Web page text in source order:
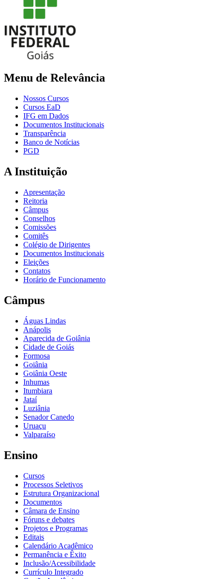
Menu de Relevância
Nossos Cursos
Cursos EaD
IFG em Dados
Documentos Institucionais
Transparência
Banco de Notícias
PGD
A Instituição
Apresentação
Reitoria
Câmpus
Conselhos
Comissões
Comitês
Colégio de Dirigentes
Documentos Institucionais
Eleições
Contatos
Horário de Funcionamento
Câmpus
Águas Lindas
Anápolis
Aparecida de Goiânia
Cidade de Goiás
Formosa
Goiânia
Goiânia Oeste
Inhumas
Itumbiara
Jataí
Luziânia
Senador Canedo
Uruaçu
Valparaíso
Ensino
Cursos
Processos Seletivos
Estrutura Organizacional
Documentos
Câmara de Ensino
Fóruns e debates
Projetos e Programas
Editais
Calendário Acadêmico
Permanência e Êxito
Inclusão/Acessibilidade
Currículo Integrado